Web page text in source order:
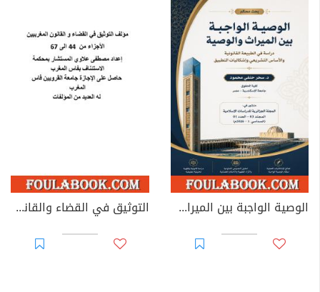
الوصية الواجبة بين الميراث والوصية: دراسة في الطبيعة القانونية والأساس التشريعي وإشكاليات التطبيق التوثيق في القضاء والقانون المغربيين - الأجزاء من 44 إلى 67